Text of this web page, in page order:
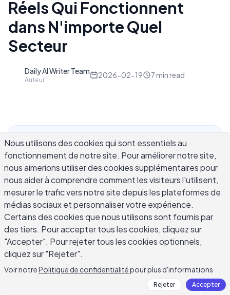
Réels Qui Fonctionnent
dans N'importe Quel
Secteur
Daily AI Writer Team
Auteur
2026-02-19 7 min read
Les exemples de rédaction commerciale vous
offrent un chemin plus rapide vers une
communication professionnelle que n'importe
quel guide de style. Au lieu de lire des règles de
manière abstraite, vous voyez exactement à quoi
ressemble un email, un rapport ou une proposition
bien rédigée — et pourquoi cela fonctionne. Une
rédaction commerciale claire économise du
temps, réduit les malentendus et façonne la
façon dont les collègues et les clients perçoivent
votre compétence. Que vous rédigiez un résumé
exécutif, un rapport de projet ou une proposition
Nous utilisons des cookies qui sont essentiels au
fonctionnement de notre site. Pour améliorer notre site,
nous aimerions utiliser des cookies supplémentaires pour
nous aider à comprendre comment les visiteurs l'utilisent,
mesurer le trafic vers notre site depuis les plateformes de
médias sociaux et personnaliser votre expérience.
Certains des cookies que nous utilisons sont fournis par
des tiers. Pour accepter tous les cookies, cliquez sur
"Accepter". Pour rejeter tous les cookies optionnels,
cliquez sur "Rejeter".
Voir notrePolitique de confidentialitépour plus d'informations
Rejeter Accepter